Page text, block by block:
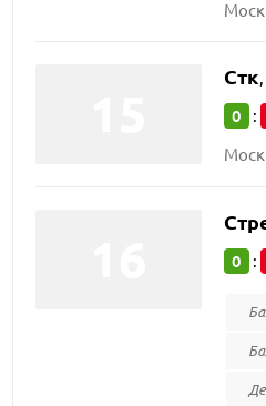
Стк,
0 :
0 :